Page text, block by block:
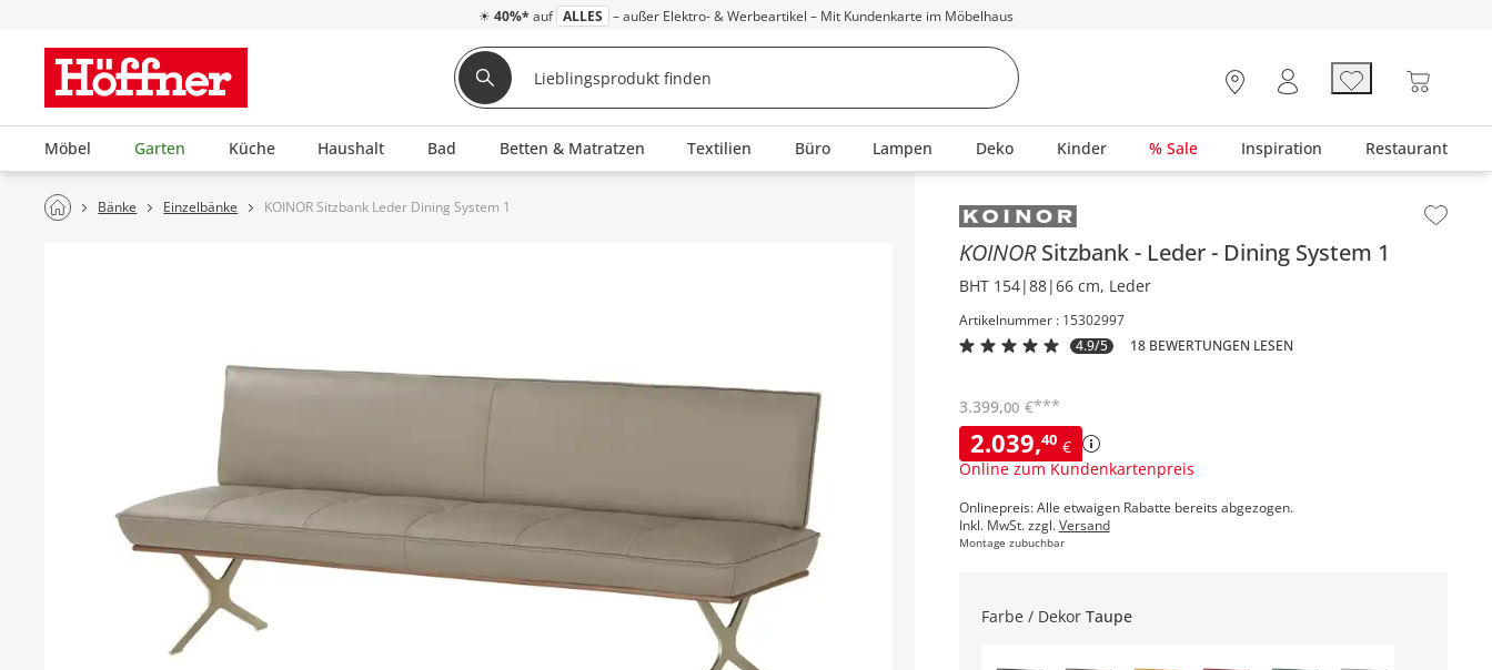
☀ 40%* auf ALLES – außer Elektro- & Werbeartikel – Mit Kundenkarte im Möbelhaus
Möbel Garten Küche Haushalt Bad Betten & Matratzen Textilien Büro Lampen Deko Kinder % Sale Inspiration Restaurant
Bänke Einzelbänke KOINOR Sitzbank Leder Dining System 1 Inhalt der Seitenleiste überspringen - Zum Seitenende
KOINORSitzbank Leder Dining System 1
BHT 154|88|66 cm, Leder
Artikelnummer : 15302997
4.9/5
18 BEWERTUNGEN LESEN
2.039,40 €
Online zum Kundenkartenpreis
3.399,00 €***
Onlinepreis: Alle etwaigen Rabatte bereits abgezogen.
Inkl. MwSt. zzgl.Versand
Montage zubuchbar
Farbe / Dekor Taupe